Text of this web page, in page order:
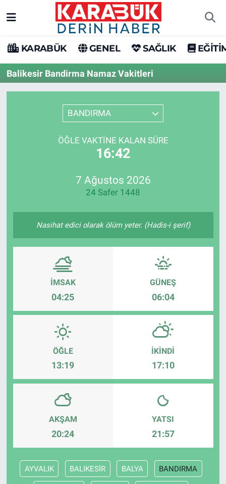
KARABÜK GENEL SAĞLIK
Balikesir Bandirma Namaz Vakitleri
BANDIRMA
ÖĞLE VAKTINE KALAN SÜRE
16:42
7 Ağustos 2026
24 Safer 1448
Nasihat edici olarak ölüm yeter. (Hadis-i şerif)
İMSAK
04:25
GÜNEŞ
06:04
ÖĞLE
13:19
İKINDI
17:10
AKŞAM
20:24
YATSI
21:57
AYVALIK BALIKESİR BALYA BANDIRMA
Karabük Hava Durumu
Karabük Trafik Yoğunluk Haritası
Süper Lig Puan Durumu ve Fikstür
Tüm Manşetler